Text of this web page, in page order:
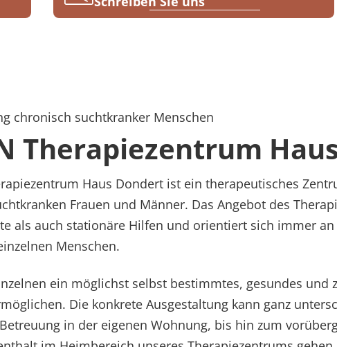
chronisch suchtkranker Menschen
Therapiezentrum
Haus Dondert ist ein therapeutisches
Frauen und Männer. Das Angebot des
als auch stationäre Hilfen und orientiert sich immer
Menschen.
ein möglichst selbst bestimmtes, gesundes und
Die konkrete Ausgestaltung kann ganz
in der eigenen Wohnung, bis hin zum